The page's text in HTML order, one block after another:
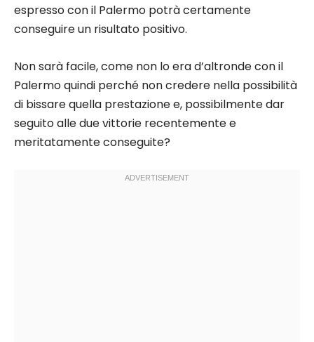
espresso con il Palermo potrà certamente
conseguire un risultato positivo.
Non sarà facile, come non lo era d’altronde con il
Palermo quindi perché non credere nella possibilità
di bissare quella prestazione e, possibilmente dar
seguito alle due vittorie recentemente e
meritatamente conseguite?